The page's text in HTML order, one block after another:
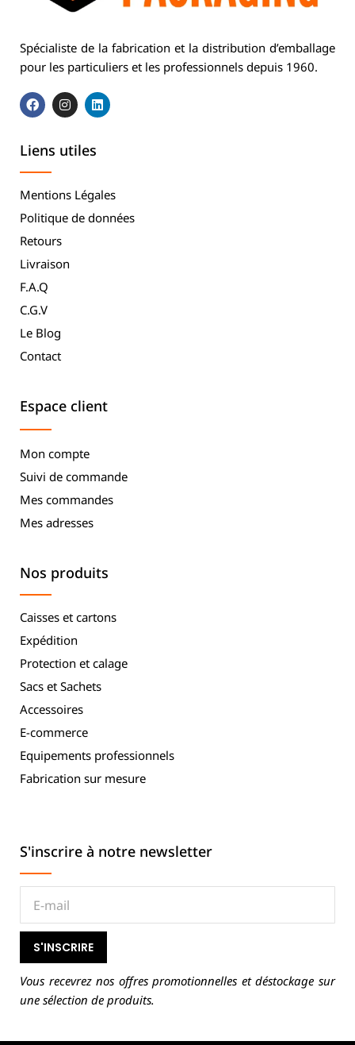
Spécialiste de la fabrication et la distribution d’emballage
pour les particuliers et les professionnels depuis 1960.
Liens utiles
Mentions Légales
Politique de données
Retours
Livraison
F.A.Q
C.G.V
Le Blog
Contact
Espace client
Mon compte
Suivi de commande
Mes commandes
Mes adresses
Nos produits
Caisses et cartons
Expédition
Protection et calage
Sacs et Sachets
Accessoires
E-commerce
Equipements professionnels
Fabrication sur mesure
S'inscrire à notre newsletter
S'INSCRIRE
Vous recevrez nos offres promotionnelles et déstockage sur
une sélection de produits.